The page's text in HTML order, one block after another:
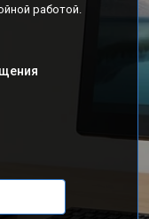
работой.